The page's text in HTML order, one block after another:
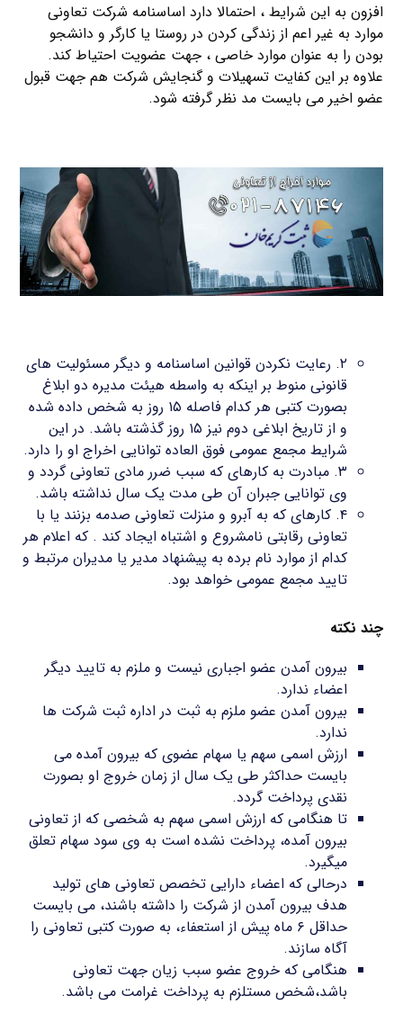
افزون به این شرایط ، احتمالا دارد اساسنامه شرکت تعاونی
موارد به غیر اعم از زندگی کردن در روستا یا کارگر و دانشجو
بودن را به عنوان موارد خاصی ، جهت عضویت احتیاط کند.
علاوه بر این کفایت تسهیلات و گنجایش شرکت هم جهت قبول
عضو اخیر می بایست مد نظر گرفته شود.
۲. رعایت نکردن قوانین اساسنامه و دیگر مسئولیت های
قانونی منوط بر اینکه به واسطه هیئت مدیره دو ابلاغ
بصورت کتبی هر کدام فاصله ۱۵ روز به شخص داده شده
و از تاریخ ابلاغی دوم نیز ۱۵ روز گذشته باشد. در این
شرایط مجمع عمومی فوق العاده توانایی اخراج او را دارد.
۳. مبادرت به کارهای که سبب ضرر مادی تعاونی گردد و
وی توانایی جبران آن طی مدت یک سال نداشته باشد.
۴. کارهای که به آبرو و منزلت تعاونی صدمه بزنند یا با
تعاونی رقابتی نامشروع و اشتباه ایجاد کند . که اعلام هر
کدام از موارد نام برده به پیشنهاد مدیر یا مدیران مرتبط و
تایید مجمع عمومی خواهد بود.
چند نکته
بیرون آمدن عضو اجباری نیست و ملزم به تایید دیگر
اعضاء ندارد.
بیرون آمدن عضو ملزم به ثبت در اداره ثبت شرکت ها
ندارد.
ارزش اسمی سهم یا سهام عضوی که بیرون آمده می
بایست حداکثر طی یک سال از زمان خروج او بصورت
نقدی پرداخت گردد.
تا هنگامی که ارزش اسمی سهم به شخصی که از تعاونی
بیرون آمده، پرداخت نشده است به وی سود سهام تعلق
میگیرد.
درحالی که اعضاء دارایی تخصص تعاونی های تولید
هدف بیرون آمدن از شرکت را داشته باشند، می بایست
حداقل ۶ ماه پیش از استعفاء، به صورت کتبی تعاونی را
آگاه سازند.
هنگامی که خروج عضو سبب زیان جهت تعاونی
باشد،شخص مستلزم به پرداخت غرامت می باشد.